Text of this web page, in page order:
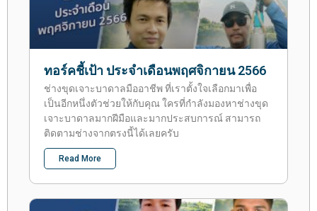
ทอร์คชี้เป้า ประจำเดือนพฤศจิกายน 2566
ช่างขุดเจาะบาดาลมืออาชีพ ที่เราตั้งใจเลือกมาเพื่อ
เป็นอีกหนึ่งตัวช่วยให้กับคุณ ใครที่กำลังมองหาช่างขุด
เจาะบาดาลมากฝีมือและมากประสบการณ์ สามารถ
ติดตามช่างจากตรงนี้ได้เลยครับ
Read More